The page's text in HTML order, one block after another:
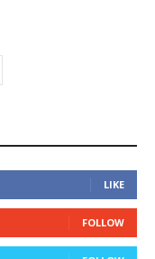
LIKE
FOLLOW